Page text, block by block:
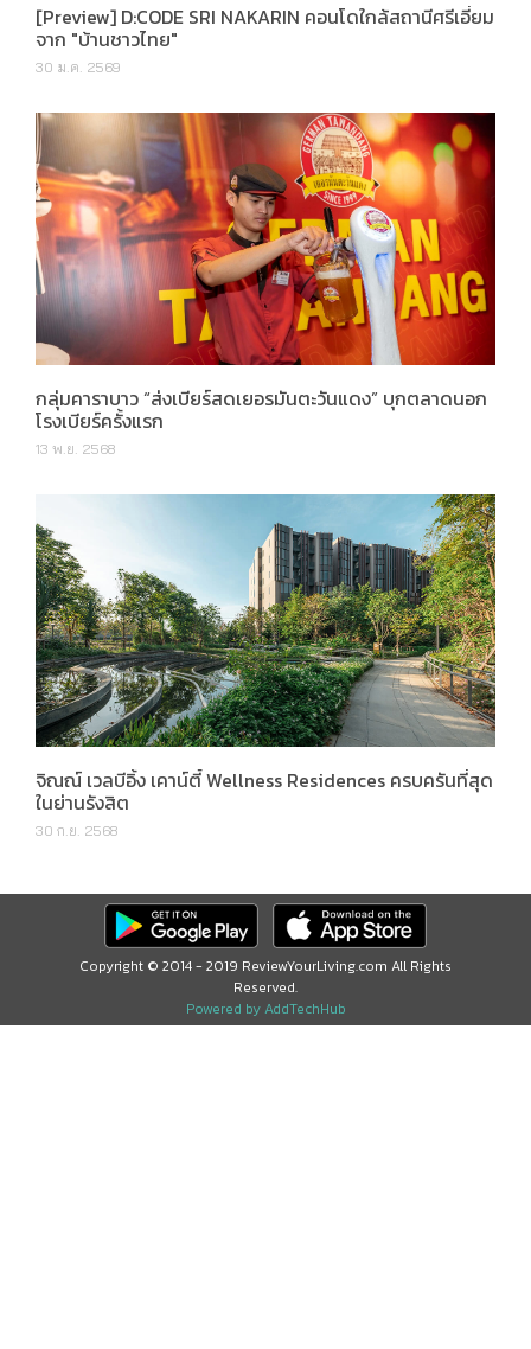
[Preview] D:CODE SRI NAKARIN คอนโดใกล้สถานีศรีเอี่ยม
จาก "บ้านชาวไทย"
30 ม.ค. 2569
กลุ่มคาราบาว “ส่งเบียร์สดเยอรมันตะวันแดง” บุกตลาดนอก
โรงเบียร์ครั้งแรก
13 พ.ย. 2568
จิณณ์ เวลบีอิ้ง เคาน์ตี้ Wellness Residences ครบครันที่สุด
ในย่านรังสิต
30 ก.ย. 2568
Copyright © 2014 - 2019 ReviewYourLiving.com All Rights
Reserved.
Powered by AddTechHub